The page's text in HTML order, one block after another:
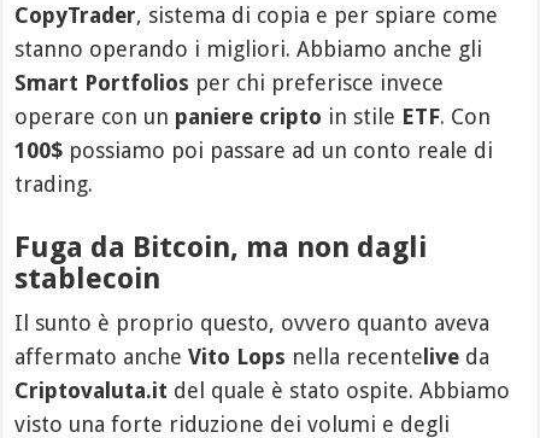
CopyTrader, sistema di copia e per spiare come
stanno operando i migliori. Abbiamo anche gli
Smart Portfolios per chi preferisce invece
operare con un paniere cripto in stile ETF. Con
100$ possiamo poi passare ad un conto reale di
trading.
Fuga da Bitcoin, ma non dagli
stablecoin
Il sunto è proprio questo, ovvero quanto aveva
affermato ancheVito Lops nella recente live da
Criptovaluta.it del quale è stato ospite. Abbiamo
visto una forte riduzione dei volumi e degli